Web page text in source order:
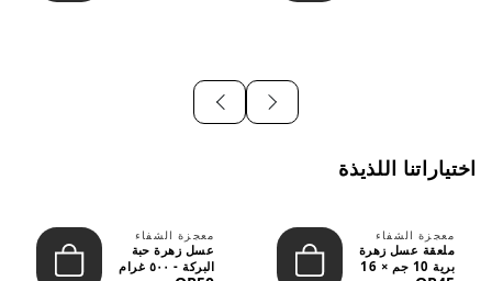
اختياراتنا اللذيذة
معجزة الشفاء
ملعقة عسل زهرة
برية 10 جم × 16
معجزة الشفاء
عسل زهرة حبة
البركة - ٥٠٠ غرام